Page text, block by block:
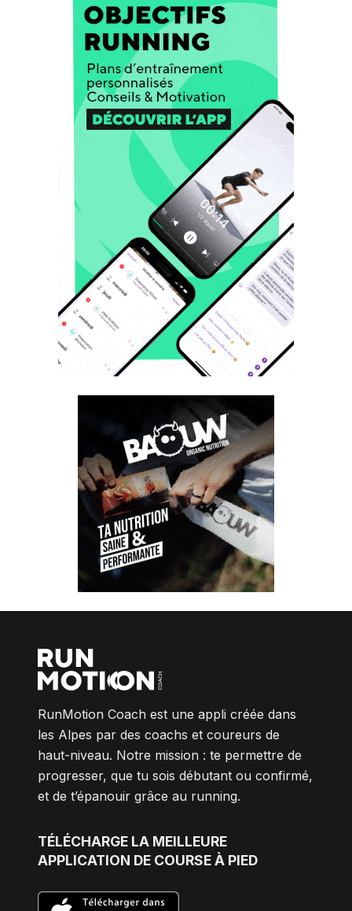
RunMotion Coach est une appli créée dans
les Alpes par des coachs et coureurs de
haut-niveau. Notre mission : te permettre de
progresser, que tu sois débutant ou confirmé,
et de t’épanouir grâce au running.
TÉLÉCHARGE LA MEILLEURE
APPLICATION DE COURSE À PIED